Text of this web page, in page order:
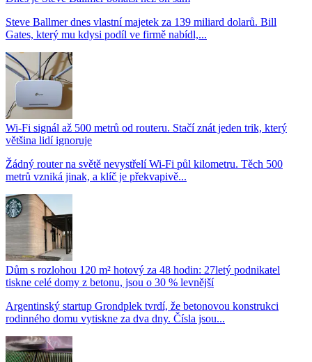
Steve Ballmer dnes vlastní majetek za 139 miliard dolarů. Bill
Gates, který mu kdysi podíl ve firmě nabídl,...
Wi-Fi signál až 500 metrů od routeru. Stačí znát jeden trik, který
většina lidí ignoruje
Žádný router na světě nevystřelí Wi-Fi půl kilometru. Těch 500
metrů vzniká jinak, a klíč je překvapivě...
Dům s rozlohou 120 m² hotový za 48 hodin: 27letý podnikatel
tiskne celé domy z betonu, jsou o 30 % levnější
Argentinský startup Grondplek tvrdí, že betonovou konstrukci
rodinného domu vytiskne za dva dny. Čísla jsou...